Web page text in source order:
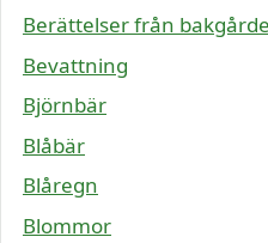
Berättelser från
Bevattning
Björnbär
Blåbär
Blåregn
Blommor